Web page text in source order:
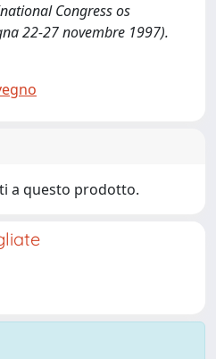
Congress os
22-27 novembre 1997).
a questo prodotto.